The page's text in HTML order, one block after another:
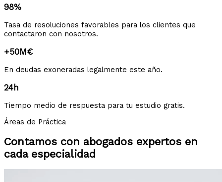
98%
Tasa de resoluciones favorables para los clientes que
contactaron con nosotros.
+50M€
En deudas exoneradas legalmente este año.
24h
Tiempo medio de respuesta para tu estudio gratis.
Áreas de Práctica
Contamos con abogados expertos en
cada especialidad